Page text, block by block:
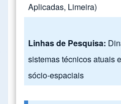
Aplicadas, Limeira)
Linhas de Pesquisa:
sistemas técnicos atuais
sócio-espaciais